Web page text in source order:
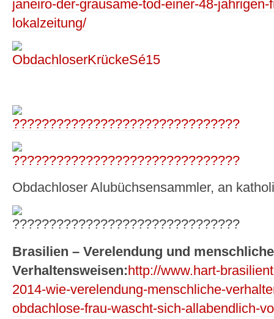
janeiro-der-grausame-tod-einer-48-
lokalzeitung/
Obdachloser Alubüchsensammler, an
Brasilien – Verelendung und menschliche
Verhaltensweisen:http://www.hart-
2014-wie-verelendung-menschliche-
obdachlose-frau-wascht-sich-allabendlich-